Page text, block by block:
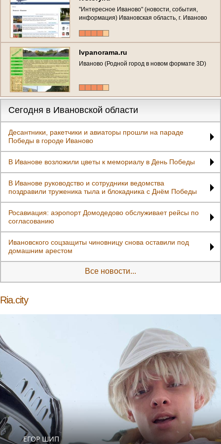
"Интересное Иваново" (новости, события,
информация) Ивановская область, г. Иваново
Ivpanorama.ru
Иваново (Родной город в новом формате 3D)
Сегодня в Ивановской области
Десантники, ракетчики и авиаторы прошли на параде
Победы в городе Иваново
В Иванове возложили цветы к мемориалу в День Победы
В Иванове руководство и сотрудники ведомства
поздравили труженика тыла и блокадника с Днём Победы
Росавиация: аэропорт Домодедово обслуживает рейсы по
согласованию
Ивановского соцзащиты чиновницу снова оставили под
домашним арестом
Все новости...
Ria.city
ЕГОР ШИП